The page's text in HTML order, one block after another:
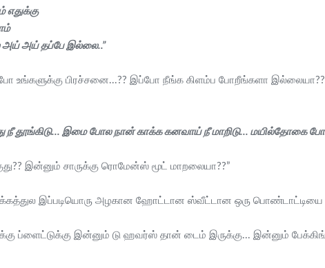
அய் தப்பே இல்லை..”
உங்களுக்கு பிரச்சனை...?? இப்போ நீங்க கிளம்ப போறீங்களா இல்லையா??”
நீ தூங்கிடு... இமை போல நான் காக்க கனவாய் நீ மாறிடு... மயில்தோகை
இன்னும் சாருக்கு ரொமேன்ஸ் மூட் மாறலையா??”
பக்கத்துல இப்படியொரு அழகான ஹோட்டான ஸ்வீட்டான ஒரு பொண்டாட்டியை
ப்ளைட்டுக்கு இன்னும் டு ஹவர்ஸ் தான் டைம் இருக்கு... இன்னும் பேக்கிங்